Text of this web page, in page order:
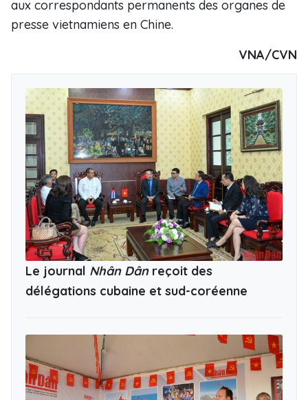
aux correspondants permanents des organes de
presse vietnamiens en Chine.
VNA/CVN
Le journal Nhân Dânreçoit des
délégations cubaine et sud-coréenne